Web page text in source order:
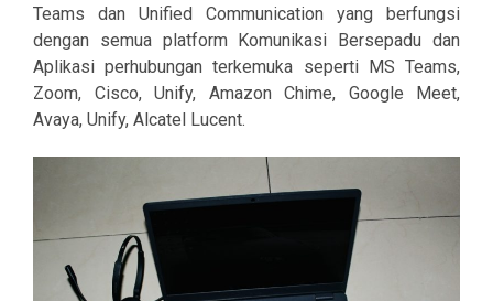
Teams dan Unified Communication yang berfungsi
dengan semua platform Komunikasi Bersepadu dan
Aplikasi perhubungan terkemuka seperti MS Teams,
Zoom, Cisco, Unify, Amazon Chime, Google Meet,
Avaya, Unify, Alcatel Lucent.